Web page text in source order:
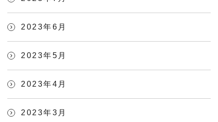
2023年6月
2023年5月
2023年4月
2023年3月